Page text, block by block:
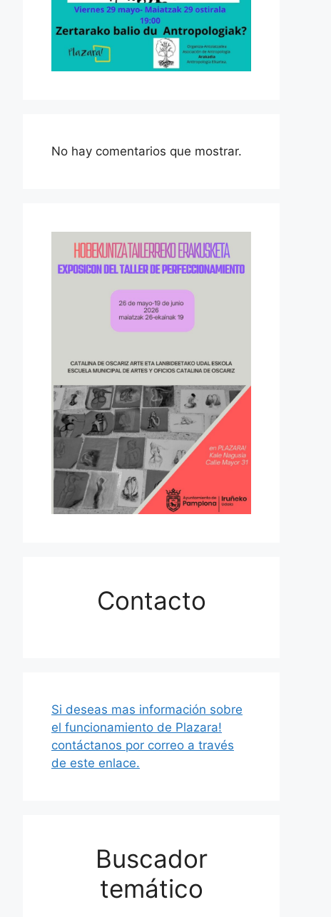
No hay comentarios que mostrar.
Contacto
Si deseas mas información sobre
el funcionamiento de Plazara!
contáctanos por correo a través
de este enlace.
Buscador
temático